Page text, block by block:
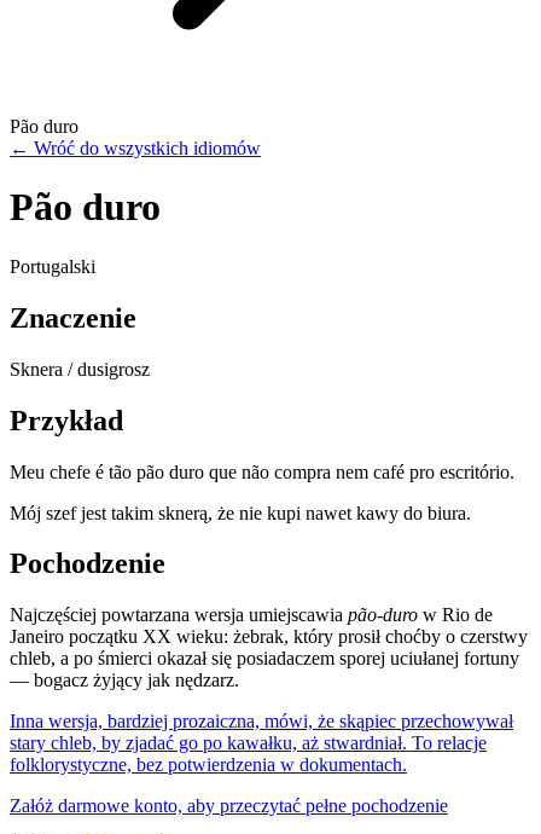
Pão duro
← Wróć do wszystkich idiomów
Pão duro
Portugalski
Znaczenie
Sknera / dusigrosz
Przykład
Meu chefe é tão pão duro que não compra nem café pro escritório.
Mój szef jest takim sknerą, że nie kupi nawet kawy do biura.
Pochodzenie
Najczęściej powtarzana wersja umiejscawia pão-duro w Rio de
Janeiro początku XX wieku: żebrak, który prosił choćby o czerstwy
chleb, a po śmierci okazał się posiadaczem sporej uciułanej fortuny
— bogacz żyjący jak nędzarz.
Inna wersja, bardziej prozaiczna, mówi, że skąpiec przechowywał
stary chleb, by zjadać go po kawałku, aż stwardniał. To relacje
folklorystyczne, bez potwierdzenia w dokumentach.
Załóż darmowe konto, aby przeczytać pełne pochodzenie